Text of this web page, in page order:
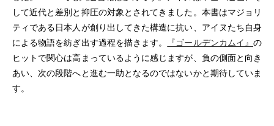
して近代と差別と抑圧の対象とされてきました。本書はマジョリ
ティである日本人が創り出してきた構造に抗い、アイヌたち自身
による物語を紡ぎ出す過程を描きます。
『ゴールデンカムイ』の
ヒットで関心は高まっているように感じますが、負の側面と向き
あい、次の段階へと進む一助となるのではないかと期待していま
す。